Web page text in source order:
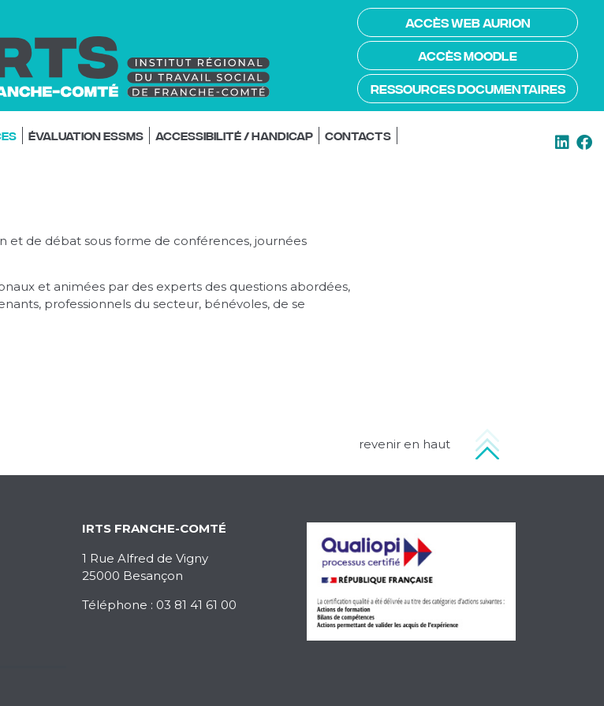
ACCÈS WEB AURION
ACCÈS MOODLE
RESSOURCES DOCUMENTAIRES
Évaluation ESSMS Accessibilité / handicap
Contacts
et de débat sous forme de conférences, journées
et animées par des experts des questions abordées,
professionnels du secteur, bénévoles, de se
revenir en haut
IRTS FRANCHE-COMTÉ
1 Rue Alfred de Vigny
25000 Besançon
Téléphone : 03 81 41 61 00